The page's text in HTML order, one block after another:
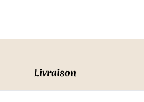
Livraison